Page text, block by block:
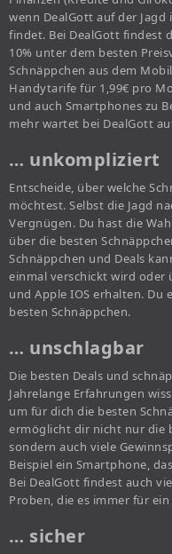
wenn DealGott auf der
findet. Bei DealGott findest
10% unter dem besten
Schnäppchen aus dem
Handytarife für 1,99€ pro
und auch Smartphones zu
mehr wartet bei DealGott
… unkompliziert
Entscheide, über welche
möchtest. Selbst die Jagd
Vergnügen. Du hast die
über die besten
Schnäppchen und Deals
einmal verschickt wird oder
und Apple IOS erhalten.
besten Schnäppchen.
… unschlagbar
Die besten Deals und
Jahrelange Erfahrungen
um für dich die besten
ermöglicht dir nicht nur die
sondern auch viele
Beispiel ein Smartphone,
Bei DealGott findest auch
Proben, die es immer für
… sicher